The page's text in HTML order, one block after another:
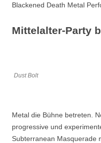
Blackened Death Metal
Mittelalter-Party
Dust Bolt
Metal die Bühne betreten.
progressive und
Subterranean Masquerade